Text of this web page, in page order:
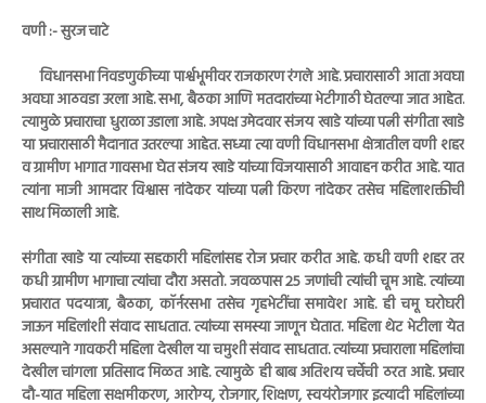
वणी :- सुरज चाटे
विधानसभा निवडणुकीच्या पार्श्वभूमीवर राजकारण रंगले आहे. प्रचारासाठी आता अवघा
अवघा आठवडा उरला आहे. सभा, बैठका आणि मतदारांच्या भेटीगाठी घेतल्या जात आहेत.
त्यामुळे प्रचाराचा धुराळा उडाला आहे. अपक्ष उमेदवार संजय खाडे यांच्या पत्नी संगीता खाडे
या प्रचारासाठी मैदानात उतरल्या आहेत. सध्या त्या वणी विधानसभा क्षेत्रातील वणी शहर
व ग्रामीण भागात गावसभा घेत संजय खाडे यांच्या विजयासाठी आवाहन करीत आहे. यात
त्यांना माजी आमदार विश्वास नांदेकर यांच्या पत्नी किरण नांदेकर तसेच महिलाशक्तीची
साथ मिळाली आहे.
संगीता खाडे या त्यांच्या सहकारी महिलांसह रोज प्रचार करीत आहे. कधी वणी शहर तर
कधी ग्रामीण भागाचा त्यांचा दौरा असतो. जवळपास 25 जणांची त्यांची चूम आहे. त्यांच्या
प्रचारात पदयात्रा, बैठका, कॉर्नरसभा तसेच गृहभेटींचा समावेश आहे. ही चमू घरोघरी
जाऊन महिलांशी संवाद साधतात. त्यांच्या समस्या जाणून घेतात. महिला थेट भेटीला येत
असल्याने गावकरी महिला देखील या चमुशी संवाद साधतात. त्यांच्या प्रचाराला महिलांचा
देखील चांगला प्रतिसाद मिळत आहे. त्यामुळे ही बाब अतिशय चर्चेची ठरत आहे. प्रचार
दौ-यात महिला सक्षमीकरण, आरोग्य, रोजगार, शिक्षण, स्वयंरोजगार इत्यादी महिलांच्या